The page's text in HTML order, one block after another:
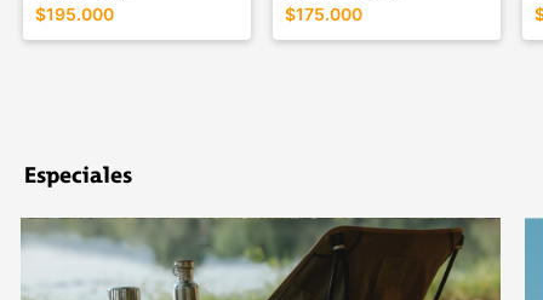
$195.000
$175.000
Especiales